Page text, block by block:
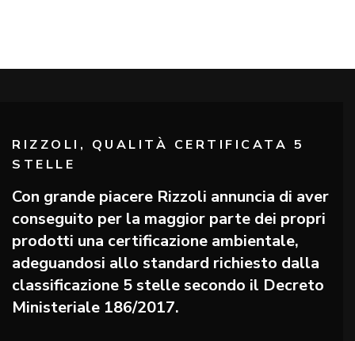
RIZZOLI, QUALITÀ CERTIFICATA 5
STELLE
Con grande piacere Rizzoli annuncia di aver
conseguito per la maggior parte dei propri
prodotti una certificazione ambientale,
adeguandosi allo standard richiesto dalla
classificazione 5 stelle secondo il Decreto
Ministeriale 186/2017.